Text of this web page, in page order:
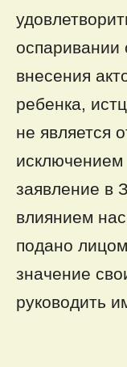
оспаривании
внесения
ребенка,
не является
исключением
заявление в
влиянием
подано
значение
руководить